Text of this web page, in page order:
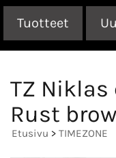
Tuotteet
TZ
Rust
Etusivu > TIMEZONE